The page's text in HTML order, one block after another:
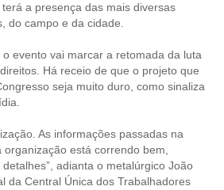
E DISSÍDIOS
a presença das mais diversas
do campo e da cidade.
evento vai marcar a retomada da luta
Há receio de que o projeto que
seja muito duro, como sinaliza
As informações passadas na
organização está correndo bem,
adianta o metalúrgico João
da Central Única dos Trabalhadores